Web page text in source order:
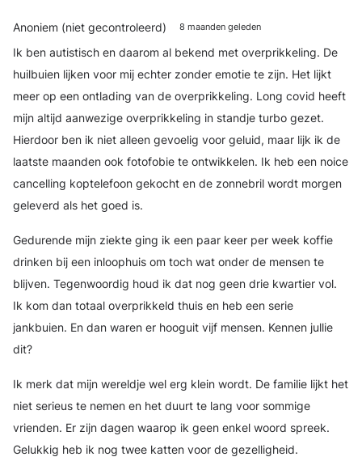
Anoniem (niet gecontroleerd) 8 maanden geleden
Ik ben autistisch en daarom al bekend met overprikkeling. De
huilbuien lijken voor mij echter zonder emotie te zijn. Het lijkt
meer op een ontlading van de overprikkeling. Long covid heeft
mijn altijd aanwezige overprikkeling in standje turbo gezet.
Hierdoor ben ik niet alleen gevoelig voor geluid, maar lijk ik de
laatste maanden ook fotofobie te ontwikkelen. Ik heb een noice
cancelling koptelefoon gekocht en de zonnebril wordt morgen
geleverd als het goed is.
Gedurende mijn ziekte ging ik een paar keer per week koffie
drinken bij een inloophuis om toch wat onder de mensen te
blijven. Tegenwoordig houd ik dat nog geen drie kwartier vol.
Ik kom dan totaal overprikkeld thuis en heb een serie
jankbuien. En dan waren er hooguit vijf mensen. Kennen jullie
dit?
Ik merk dat mijn wereldje wel erg klein wordt. De familie lijkt het
niet serieus te nemen en het duurt te lang voor sommige
vrienden. Er zijn dagen waarop ik geen enkel woord spreek.
Gelukkig heb ik nog twee katten voor de gezelligheid.